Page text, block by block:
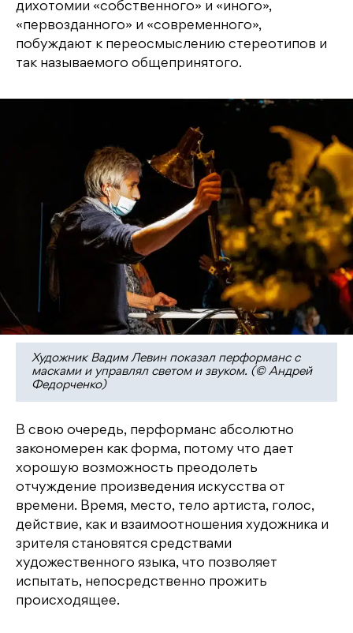
дихотомии «собственного» и «иного»,
«первозданного» и «современного»,
побуждают к переосмыслению стереотипов и
так называемого общепринятого.
Художник Вадим Левин показал перформанс с
масками и управлял светом и звуком. (© Андрей
Федорченко)
В свою очередь, перформанс абсолютно
закономерен как форма, потому что дает
хорошую возможность преодолеть
отчуждение произведения искусства от
времени. Время, место, тело артиста, голос,
действие, как и взаимоотношения художника и
зрителя становятся средствами
художественного языка, что позволяет
испытать, непосредственно прожить
происходящее.